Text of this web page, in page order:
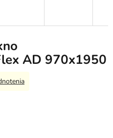
AD 970x1950